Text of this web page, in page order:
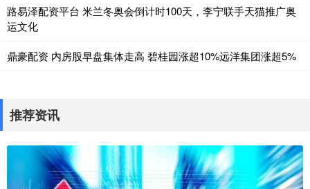
路易泽配资平台 米兰冬奥会倒计时100天，李宁联手天猫推广奥
运文化
鼎豪配资 内房股早盘集体走高 碧桂园涨超10%远洋集团涨超5%
推荐资讯